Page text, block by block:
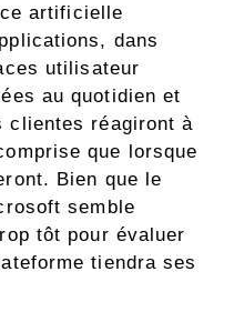
artificielle
dans
utilisateur
au quotidien et
clientes réagiront à
que lorsque
Bien que le
semble
tôt pour évaluer
tiendra ses